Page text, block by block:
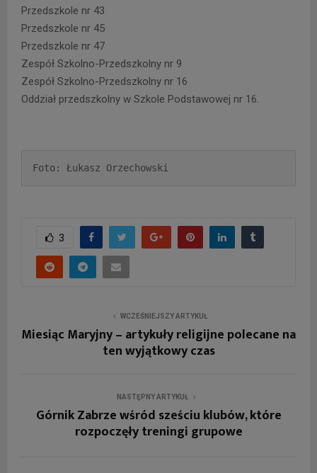
Przedszkole nr 43
Przedszkole nr 45
Przedszkole nr 47
Zespół Szkolno-Przedszkolny nr 9
Zespół Szkolno-Przedszkolny nr 16
Oddział przedszkolny w Szkole Podstawowej nr 16.
Foto: Łukasz Orzechowski
3
WCZEŚNIEJSZY ARTYKUŁ
Miesiąc Maryjny – artykuły religijne polecane na
ten wyjątkowy czas
NASTĘPNY ARTYKUŁ
Górnik Zabrze wśród sześciu klubów, które
rozpoczęły treningi grupowe